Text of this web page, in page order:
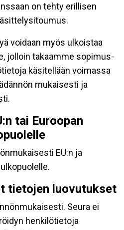
on tehty erillisen
voidaan myös ulkoistaa
jolloin takaamme sopimus-
käsitellään voimassa
mukaisesti ja
tai Euroopan
EU:n ja
tietojen luovutukset
Seura ei
henkilötietoja